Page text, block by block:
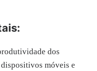
dos
móveis e